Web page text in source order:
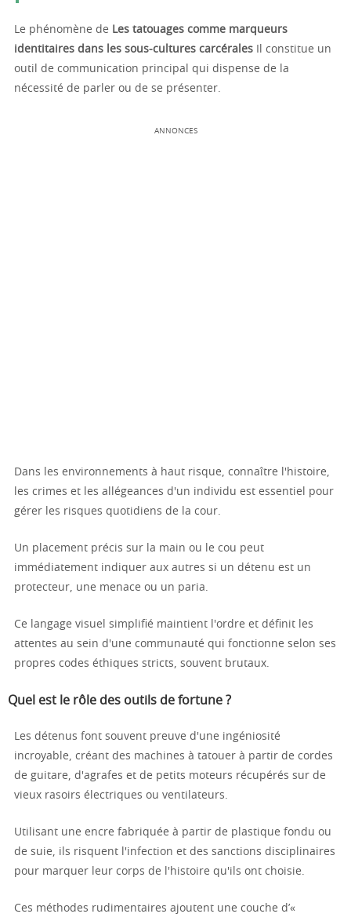
Le phénomène de Les tatouages comme marqueurs
identitaires dans les sous-cultures carcérales Il constitue un
outil de communication principal qui dispense de la
nécessité de parler ou de se présenter.
ANNONCES
Dans les environnements à haut risque, connaître l'histoire,
les crimes et les allégeances d'un individu est essentiel pour
gérer les risques quotidiens de la cour.
Un placement précis sur la main ou le cou peut
immédiatement indiquer aux autres si un détenu est un
protecteur, une menace ou un paria.
Ce langage visuel simplifié maintient l'ordre et définit les
attentes au sein d'une communauté qui fonctionne selon ses
propres codes éthiques stricts, souvent brutaux.
Quel est le rôle des outils de fortune ?
Les détenus font souvent preuve d'une ingéniosité
incroyable, créant des machines à tatouer à partir de cordes
de guitare, d'agrafes et de petits moteurs récupérés sur de
vieux rasoirs électriques ou ventilateurs.
Utilisant une encre fabriquée à partir de plastique fondu ou
de suie, ils risquent l'infection et des sanctions disciplinaires
pour marquer leur corps de l'histoire qu'ils ont choisie.
Ces méthodes rudimentaires ajoutent une couche d’«